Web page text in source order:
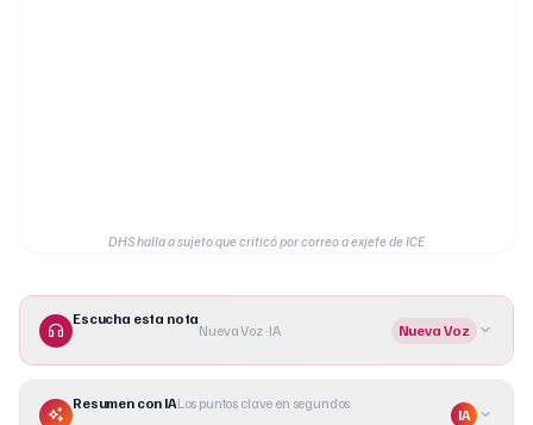
DHS halla a sujeto que criticó por correo a exjefe de ICE
Escucha esta nota
Nueva Voz · IA Nueva Voz
Resumen con IALos puntos clave en segundos
IA